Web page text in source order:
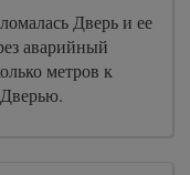
Дверь и ее
аварийный
метров к
Дверью.